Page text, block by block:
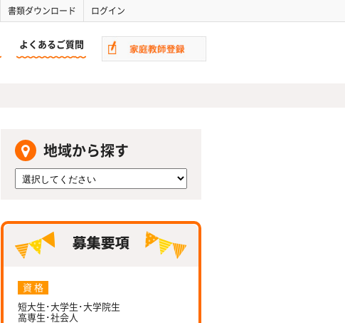
書類ダウンロード ログイン
よくあるご質問
地域から探す
資 格
短大生･大学生･大学院生
高専生･社会人